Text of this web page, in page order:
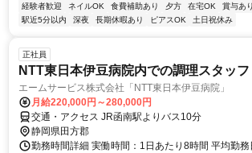
経験者歓迎
ネイルOK 食費補助あり 夕方 在宅OK 賞与あり
駅近5分以内
深夜 長期休暇あり ピアスOK 土日祝休み
正社員
NTT東日本伊豆病院内での調理スタッフ
エームサービス株式会社「NTT東日本伊豆病院」
月給220,000円～280,000円
交通・アクセス JR函南駅よりバス10分
静岡県田方郡
勤務時間詳細 実働時間：1日あたり8時間 平均勤